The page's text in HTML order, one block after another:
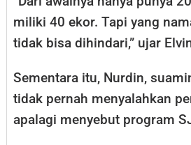
miliki 40 ekor. Tapi yang
tidak bisa dihindari,” ujar
Sementara itu, Nurdin,
tidak pernah menyalahkan
apalagi menyebut program